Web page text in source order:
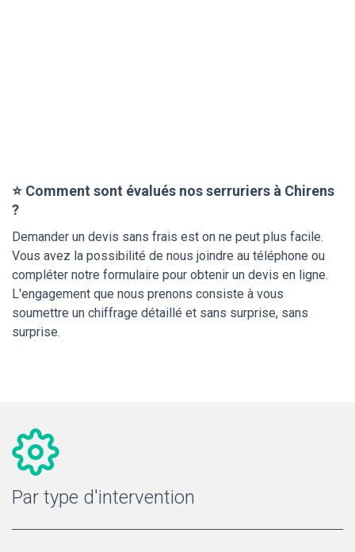
⭐ Comment sont évalués nos serruriers à Chirens
?
Demander un devis sans frais est on ne peut plus facile.
Vous avez la possibilité de nous joindre au téléphone ou
compléter notre formulaire pour obtenir un devis en ligne.
L'engagement que nous prenons consiste à vous
soumettre un chiffrage détaillé et sans surprise, sans
surprise.
Par type d'intervention